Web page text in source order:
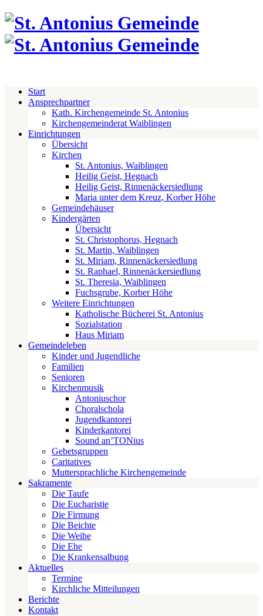
Start
Ansprechpartner
Kath. Kirchengemeinde St. Antonius
Kirchengemeinderat Waiblingen
Einrichtungen
Übersicht
Kirchen
St. Antonius, Waiblingen
Heilig Geist, Hegnach
Heilig Geist, Rinnenäckersiedlung
Maria unter dem Kreuz, Korber Höhe
Gemeindehäuser
Kindergärten
Übersicht
St. Christophorus, Hegnach
St. Martin, Waiblingen
St. Miriam, Rinnenäckersiedlung
St. Raphael, Rinnenäckersiedlung
St. Theresia, Waiblingen
Fuchsgrube, Korber Höhe
Weitere Einrichtungen
Katholische Bücherei St. Antonius
Sozialstation
Haus Miriam
Gemeindeleben
Kinder und Jugendliche
Familien
Senioren
Kirchenmusik
Antoniuschor
Choralschola
Jugendkantorei
Kinderkantorei
Sound an’TONius
Gebetsgruppen
Caritatives
Muttersprachliche Kirchengemeinde
Sakramente
Die Taufe
Die Eucharistie
Die Firmung
Die Beichte
Die Weihe
Die Ehe
Die Krankensalbung
Aktuelles
Termine
Kirchliche Mitteilungen
Berichte
Kontakt